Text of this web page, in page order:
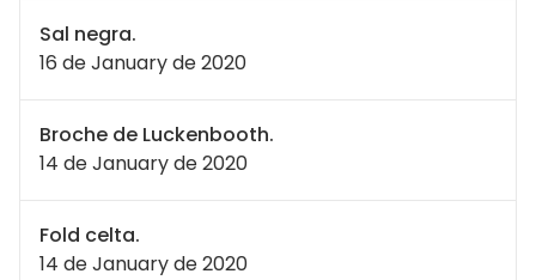
Sal negra.
16 de January de 2020
Broche de Luckenbooth.
14 de January de 2020
Fold celta.
14 de January de 2020